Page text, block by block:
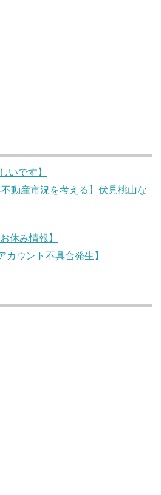
いです】
動産市況を考える】伏見桃山な
休み情報】
カウント不具合発生】